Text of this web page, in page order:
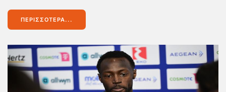
ΠΕΡΙΣΣΌΤΕΡΑ...